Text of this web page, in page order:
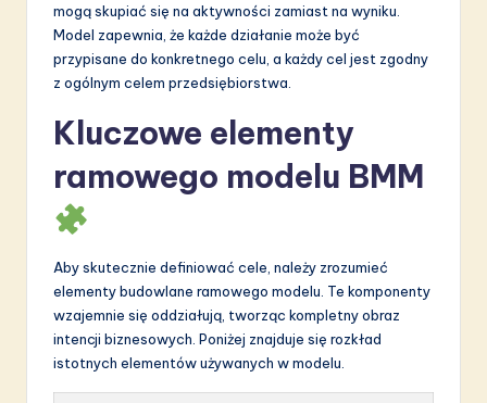
mogą skupiać się na aktywności zamiast na wyniku.
Model zapewnia, że każde działanie może być
przypisane do konkretnego celu, a każdy cel jest zgodny
z ogólnym celem przedsiębiorstwa.
Kluczowe elementy
ramowego modelu BMM
Aby skutecznie definiować cele, należy zrozumieć
elementy budowlane ramowego modelu. Te komponenty
wzajemnie się oddziałują, tworząc kompletny obraz
intencji biznesowych. Poniżej znajduje się rozkład
istotnych elementów używanych w modelu.